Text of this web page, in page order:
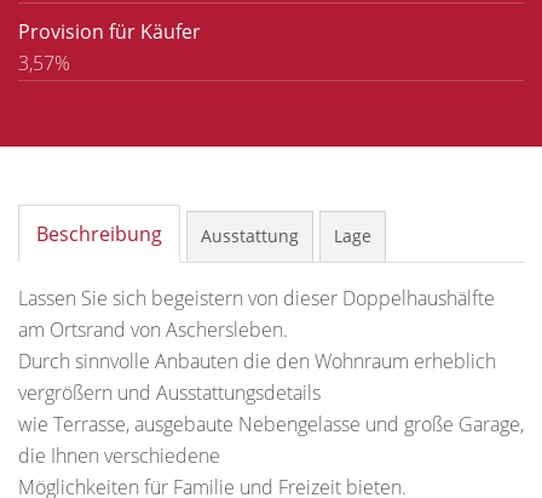
Provision für Käufer
3,57%
Beschreibung Ausstattung Lage
Lassen Sie sich begeistern von dieser Doppelhaushälfte
am Ortsrand von Aschersleben.
Durch sinnvolle Anbauten die den Wohnraum erheblich
vergrößern und Ausstattungsdetails
wie Terrasse, ausgebaute Nebengelasse und große Garage,
die Ihnen verschiedene
Möglichkeiten für Familie und Freizeit bieten.